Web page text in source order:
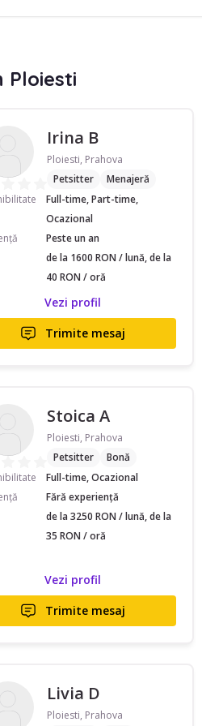
Ploiesti
Irina B
Ploiesti, Prahova
Petsitter
Menajeră
Full-time, Part-time,
Ocazional
Peste un an
de la 1600 RON / lună, de la
40 RON / oră
Vezi profil
Trimite mesaj
Stoica A
Ploiesti, Prahova
Petsitter
Bonă
Full-time, Ocazional
Fără experiență
de la 3250 RON / lună, de la
35 RON / oră
Vezi profil
Trimite mesaj
Livia D
Ploiesti, Prahova